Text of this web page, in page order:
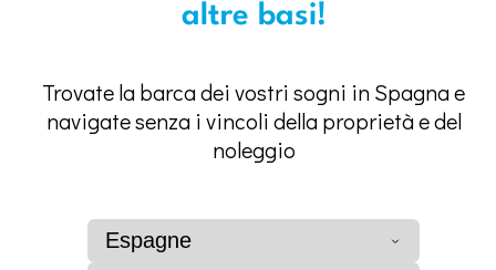
altre basi!
Trovate la barca dei vostri sogni in Spagna e
navigate senza i vincoli della proprietà e del
noleggio
Espagne